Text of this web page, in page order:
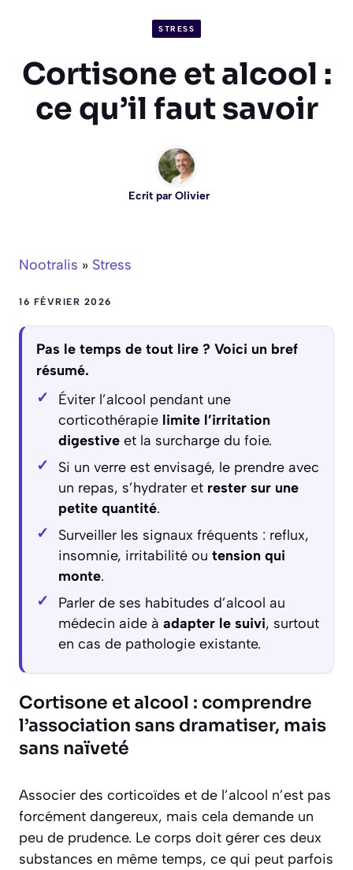
STRESS
Cortisone et alcool :
ce qu’il faut savoir
Ecrit par Olivier
Nootralis » Stress
16 FÉVRIER 2026
Pas le temps de tout lire ? Voici un bref
résumé.
Éviter l’alcool pendant une
corticothérapie limite l’irritation
digestiveet la surcharge du foie.
Si un verre est envisagé, le prendre avec
un repas, s’hydrater et rester sur une
petite quantité.
Surveiller les signaux fréquents : reflux,
insomnie, irritabilité ou tension qui
monte.
Parler de ses habitudes d’alcool au
médecin aide à adapter le suivi, surtout
en cas de pathologie existante.
Cortisone et alcool : comprendre
l’association sans dramatiser, mais
sans naïveté
Associer des corticoïdes et de l’alcool n’est pas
forcément dangereux, mais cela demande un
peu de prudence. Le corps doit gérer ces deux
substances en même temps, ce qui peut parfois